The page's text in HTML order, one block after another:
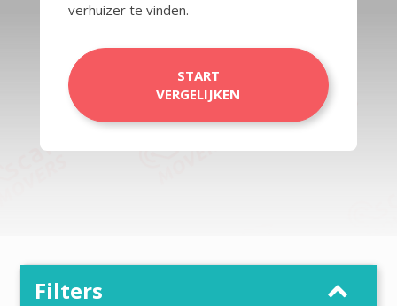
verhuizer te vinden.
START
VERGELIJKEN
Filters